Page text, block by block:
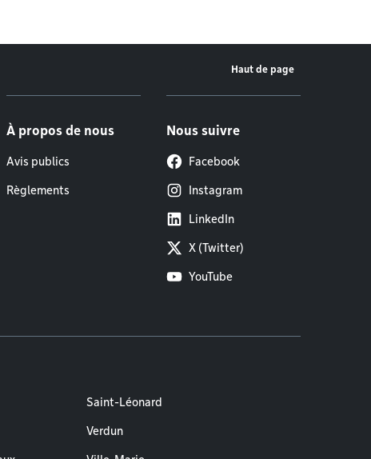
Haut de page
À propos de nous
Avis publics
Règlements
Nous suivre
Facebook
Instagram
LinkedIn
X (Twitter)
YouTube
Saint-Léonard
Verdun